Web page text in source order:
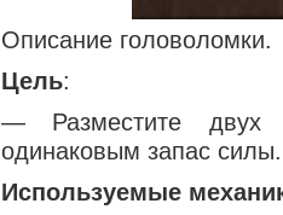
Описание головоломки.
Цель:
— Разместите
одинаковым запас силы.
Используемые